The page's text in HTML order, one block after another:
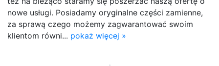
nowe usługi. Posiadamy oryginalne części zamienne,
za sprawą czego możemy zagwarantować swoim
klientom równi... pokaż więcej »